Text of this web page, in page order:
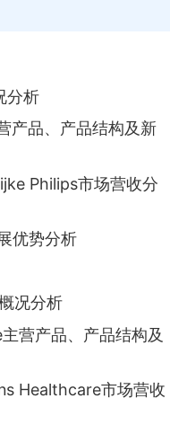
分析
产品、产品结构及新
Philips市场营收分
优势分析
况分析
营产品、产品结构及
Healthcare市场营收